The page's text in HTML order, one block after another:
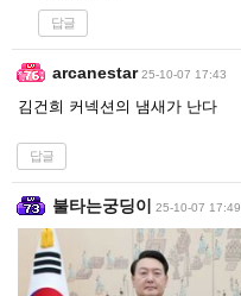
답글
arcanestar 25-10-07 17:43
김건희 커넥션의 냄새가 난다
답글
불타는궁딩이 25-10-07 17:49